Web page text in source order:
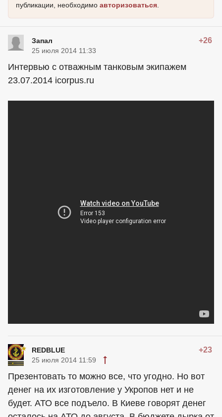
публикации, необходимо авторизоваться
Запал +26
25 июля 2014 11:33
Интервью с отважным танковым экипажем
23.07.2014 icorpus.ru
REDBLUE +23
25 июля 2014 11:59
Презентовать то можно все, что угодно. Но вот
денег на их изготовление у Укропов нет и не
будет. АТО все подъело. В Киеве говорят денег